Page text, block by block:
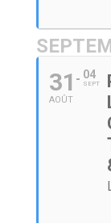
31
AOÛT
04
SEPT